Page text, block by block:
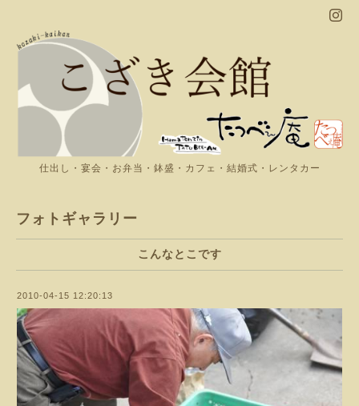
仕出し・宴会・お弁当・鉢盛・カフェ・結婚式・レンタカー
フォトギャラリー
こんなとこです
2010-04-15 12:20:13